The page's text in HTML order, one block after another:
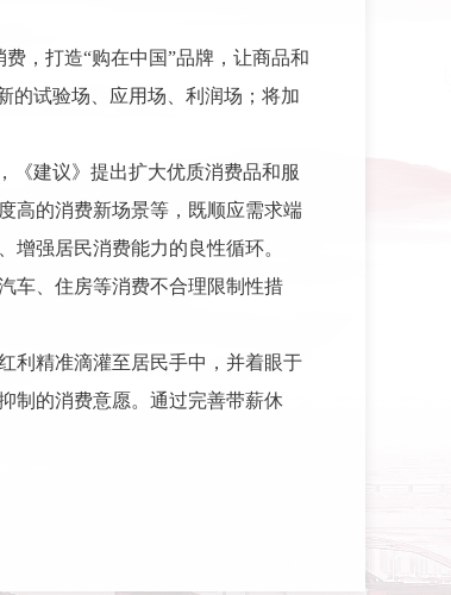
，打造“购在中国”品牌，让商品和
的试验场、应用场、利润场；将加
《建议》提出扩大优质消费品和服
高的消费新场景等，既顺应需求端
强居民消费能力的良性循环。
车、住房等消费不合理限制性措
利精准滴灌至居民手中，并着眼于
制的消费意愿。通过完善带薪休